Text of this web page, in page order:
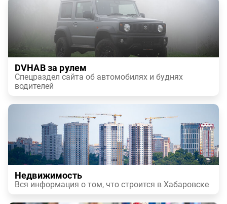
DVHAB за рулем
Спецраздел сайта об автомобилях и буднях
водителей
Недвижимость
Вся информация о том, что строится в Хабаровске